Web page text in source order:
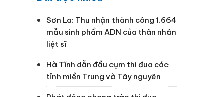
Sơn La: Thu nhận thành công 1.664
mẫu sinh phẩm ADN của thân nhân
liệt sĩ
Hà Tĩnh dẫn đầu cụm thi đua các
tỉnh miền Trung và Tây nguyên